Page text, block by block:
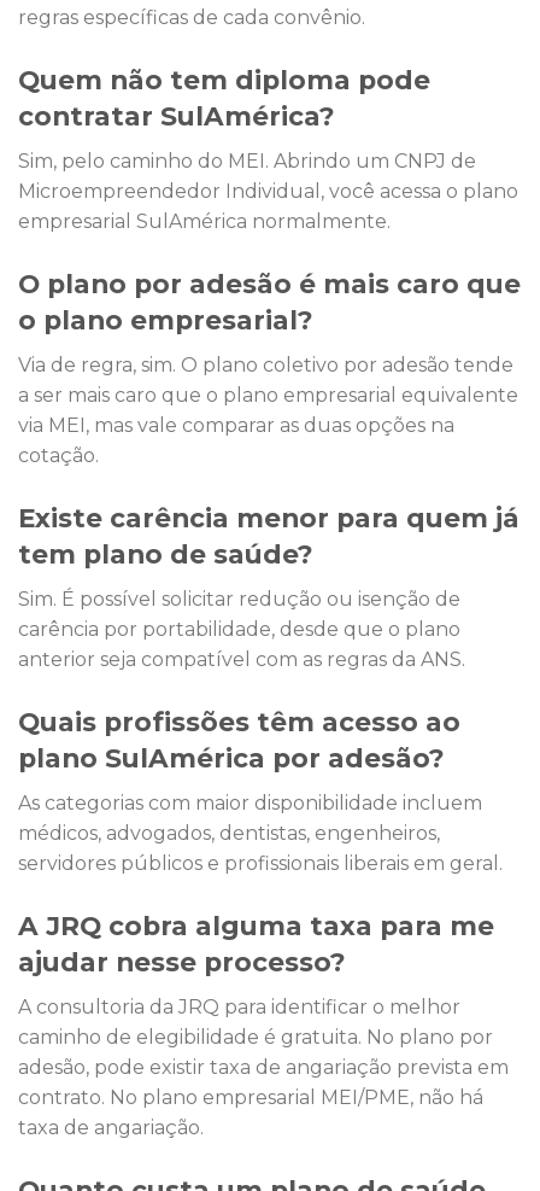
regras específicas de cada convênio.
Quem não tem diploma pode
contratar SulAmérica?
Sim, pelo caminho do MEI. Abrindo um CNPJ de
Microempreendedor Individual, você acessa o plano
empresarial SulAmérica normalmente.
O plano por adesão é mais caro que
o plano empresarial?
Via de regra, sim. O plano coletivo por adesão tende
a ser mais caro que o plano empresarial equivalente
via MEI, mas vale comparar as duas opções na
cotação.
Existe carência menor para quem já
tem plano de saúde?
Sim. É possível solicitar redução ou isenção de
carência por portabilidade, desde que o plano
anterior seja compatível com as regras da ANS.
Quais profissões têm acesso ao
plano SulAmérica por adesão?
As categorias com maior disponibilidade incluem
médicos, advogados, dentistas, engenheiros,
servidores públicos e profissionais liberais em geral.
A JRQ cobra alguma taxa para me
ajudar nesse processo?
A consultoria da JRQ para identificar o melhor
caminho de elegibilidade é gratuita. No plano por
adesão, pode existir taxa de angariação prevista em
contrato. No plano empresarial MEI/PME, não há
taxa de angariação.